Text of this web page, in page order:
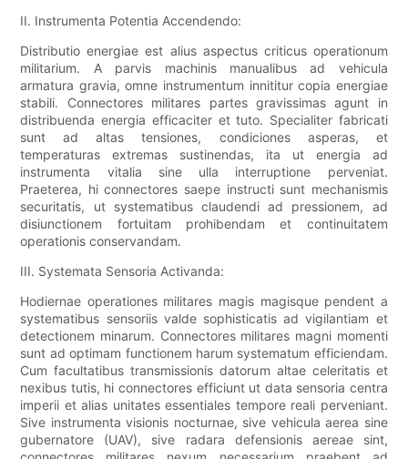
II. Instrumenta Potentia Accendendo:
Distributio energiae est alius aspectus criticus operationum
militarium. A parvis machinis manualibus ad vehicula
armatura gravia, omne instrumentum innititur copia energiae
stabili. Connectores militares partes gravissimas agunt in
distribuenda energia efficaciter et tuto. Specialiter fabricati
sunt ad altas tensiones, condiciones asperas, et
temperaturas extremas sustinendas, ita ut energia ad
instrumenta vitalia sine ulla interruptione perveniat.
Praeterea, hi connectores saepe instructi sunt mechanismis
securitatis, ut systematibus claudendi ad pressionem, ad
disiunctionem fortuitam prohibendam et continuitatem
operationis conservandam.
III. Systemata Sensoria Activanda:
Hodiernae operationes militares magis magisque pendent a
systematibus sensoriis valde sophisticatis ad vigilantiam et
detectionem minarum. Connectores militares magni momenti
sunt ad optimam functionem harum systematum efficiendam.
Cum facultatibus transmissionis datorum altae celeritatis et
nexibus tutis, hi connectores efficiunt ut data sensoria centra
imperii et alias unitates essentiales tempore reali perveniant.
Sive instrumenta visionis nocturnae, sive vehicula aerea sine
gubernatore (UAV), sive radara defensionis aereae sint,